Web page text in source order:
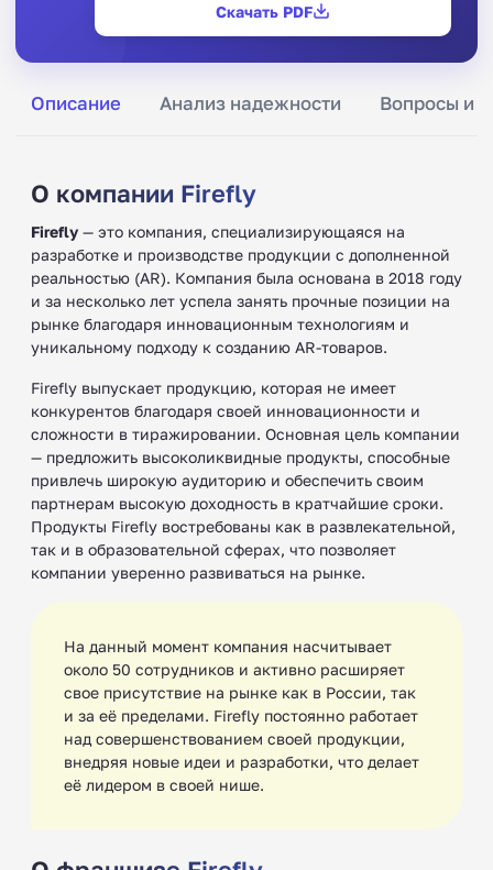
Описание Анализ надежности Вопросы и
О компании Firefly
Firefly — это компания, специализирующаяся на
разработке и производстве продукции с дополненной
реальностью (AR). Компания была основана в 2018 году
и за несколько лет успела занять прочные позиции на
рынке благодаря инновационным технологиям и
уникальному подходу к созданию AR-товаров.
Firefly выпускает продукцию, которая не имеет
конкурентов благодаря своей инновационности и
сложности в тиражировании. Основная цель компании
— предложить высоколиквидные продукты, способные
привлечь широкую аудиторию и обеспечить своим
партнерам высокую доходность в кратчайшие сроки.
Продукты Firefly востребованы как в развлекательной,
так и в образовательной сферах, что позволяет
компании уверенно развиваться на рынке.
На данный момент компания насчитывает
около 50 сотрудников и активно расширяет
свое присутствие на рынке как в России, так
и за её пределами. Firefly постоянно работает
над совершенствованием своей продукции,
внедряя новые идеи и разработки, что делает
её лидером в своей нише.
Скачать PDF